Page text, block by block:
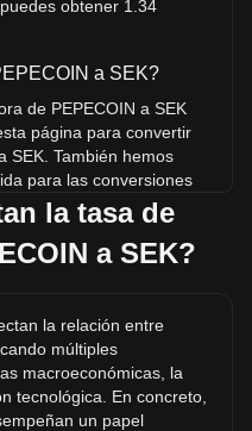
obtener 1.34
a SEK?
de PEPECOIN a SEK
página para convertir
SEK. También hemos
para las conversiones
equivalen a 6.7
tienen un costo
en SEK es
de 1 PEPECOIN/SEK
la tasa de
a SEK?
la relación entre
múltiples
macroeconómicas, la
tecnológica. En concreto,
un papel